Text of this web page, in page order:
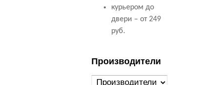
курьером до
двери – от 249
руб.
Производители